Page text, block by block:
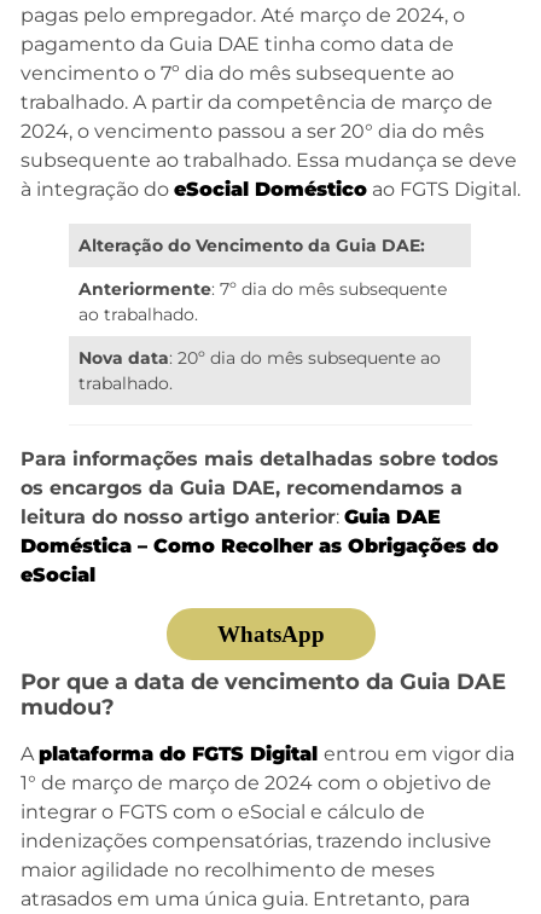
pagas pelo empregador. Até março de 2024, o
pagamento da Guia DAE tinha como data de
vencimento o 7º dia do mês subsequente ao
trabalhado. A partir da competência de março de
2024, o vencimento passou a ser 20° dia do mês
subsequente ao trabalhado. Essa mudança se deve
à integração do eSocial Doméstico ao FGTS Digital.
Alteração do Vencimento da Guia DAE:
Anteriormente: 7º dia do mês subsequente
ao trabalhado.
Nova data: 20º dia do mês subsequente ao
trabalhado.
Para informações mais detalhadas sobre todos
os encargos da Guia DAE, recomendamos a
leitura do nosso artigo anterior: Guia DAE
Doméstica – Como Recolher as Obrigações do
eSocial
WhatsApp
Por que a data de vencimento da Guia DAE
mudou?
A plataforma do FGTS Digital entrou em vigor dia
1° de março de março de 2024 com o objetivo de
integrar o FGTS com o eSocial e cálculo de
indenizações compensatórias, trazendo inclusive
maior agilidade no recolhimento de meses
atrasados em uma única guia. Entretanto, para